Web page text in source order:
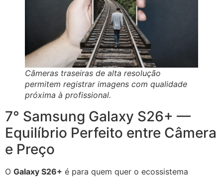
Câmeras traseiras de alta resolução
permitem registrar imagens com qualidade
próxima à profissional.
7° Samsung Galaxy S26+ —
Equilíbrio Perfeito entre Câmera
e Preço
O Galaxy S26+ é para quem quer o ecossistema